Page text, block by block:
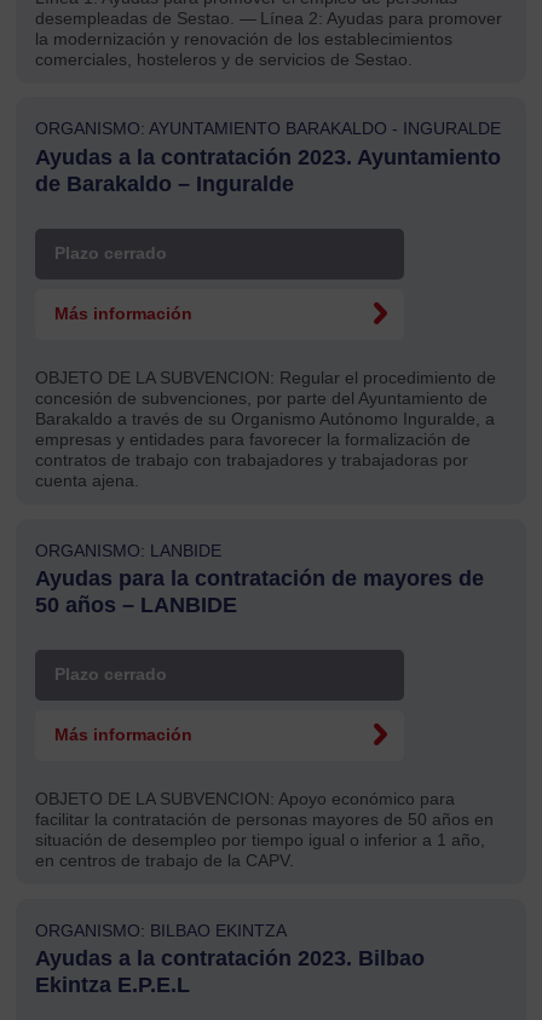
desempleadas de Sestao. — Línea 2: Ayudas para promover
la modernización y renovación de los establecimientos
comerciales, hosteleros y de servicios de Sestao.
ORGANISMO: AYUNTAMIENTO BARAKALDO - INGURALDE
Ayudas a la contratación 2023. Ayuntamiento
de Barakaldo – Inguralde
Plazo cerrado
Más información
OBJETO DE LA SUBVENCION: Regular el procedimiento de
concesión de subvenciones, por parte del Ayuntamiento de
Barakaldo a través de su Organismo Autónomo Inguralde, a
empresas y entidades para favorecer la formalización de
contratos de trabajo con trabajadores y trabajadoras por
cuenta ajena.
ORGANISMO: LANBIDE
Ayudas para la contratación de mayores de
50 años – LANBIDE
Plazo cerrado
Más información
OBJETO DE LA SUBVENCION: Apoyo económico para
facilitar la contratación de personas mayores de 50 años en
situación de desempleo por tiempo igual o inferior a 1 año,
en centros de trabajo de la CAPV.
ORGANISMO: BILBAO EKINTZA
Ayudas a la contratación 2023. Bilbao
Ekintza E.P.E.L